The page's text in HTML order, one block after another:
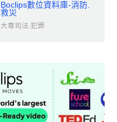
Boclips數位資料庫-消防.
救災
大專司法.犯罪